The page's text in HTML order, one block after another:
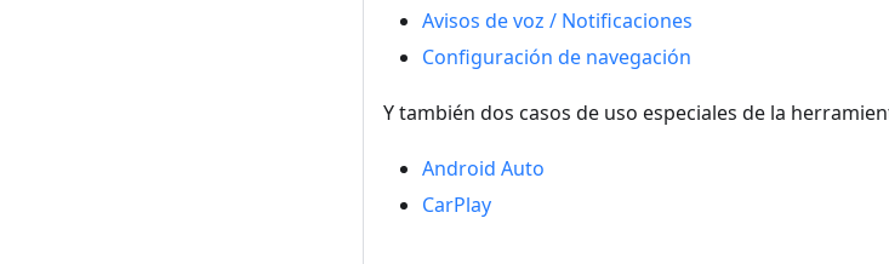
Avisos de voz / Notificaciones
Configuración de navegación
Y también dos casos de uso especiales de la
Android Auto
CarPlay